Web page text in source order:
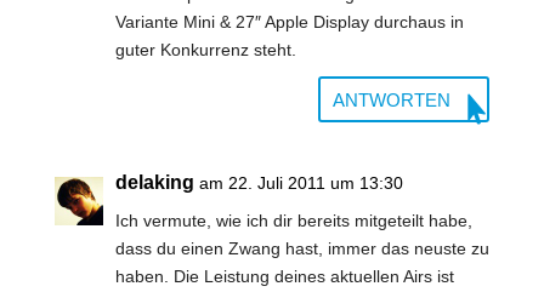
Variante Mini & 27″ Apple Display durchaus in
guter Konkurrenz steht.
ANTWORTEN
delaking am 22. Juli 2011 um 13:30
Ich vermute, wie ich dir bereits mitgeteilt habe,
dass du einen Zwang hast, immer das neuste zu
haben. Die Leistung deines aktuellen Airs ist